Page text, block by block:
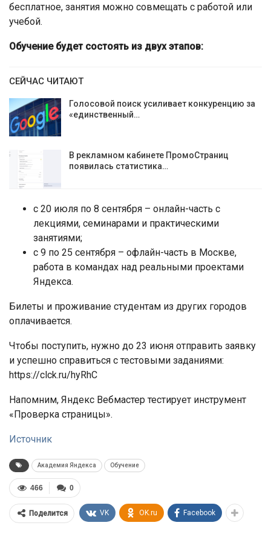
бесплатное, занятия можно совмещать с работой или
учебой.
Обучение будет состоять из двух этапов:
СЕЙЧАС ЧИТАЮТ
Голосовой поиск усиливает конкуренцию за
«единственный…
В рекламном кабинете ПромоСтраниц
появилась статистика…
с 20 июля по 8 сентября – онлайн-часть с
лекциями, семинарами и практическими
занятиями;
с 9 по 25 сентября – офлайн-часть в Москве,
работа в командах над реальными проектами
Яндекса.
Билеты и проживание студентам из других городов
оплачивается.
Чтобы поступить, нужно до 23 июня отправить заявку
и успешно справиться с тестовыми заданиями:
https://clck.ru/hyRhC
Напомним, Яндекс Вебмастер тестирует инструмент
«Проверка страницы».
Источник
Академия Яндекса Обучение
0
466
Поделится VK OK.ru Facebook